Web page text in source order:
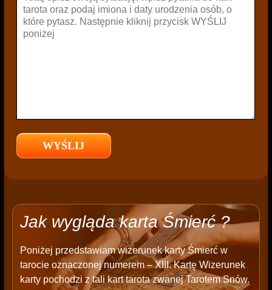
Jak wygląda karta Śmierć ?
Poniżej przedstawiam wizerunek karty Śmierć w
tarocie oznaczonej numerem – XIII. Kartę Wizerunek
karty pochodzi z tali kart tarota zwanej Tarotem Snów.